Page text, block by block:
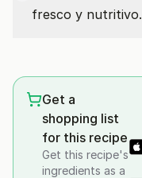
fresco y nutritivo.
Get a
shopping list
for this recipe
Get this recipe's
ingredients as a